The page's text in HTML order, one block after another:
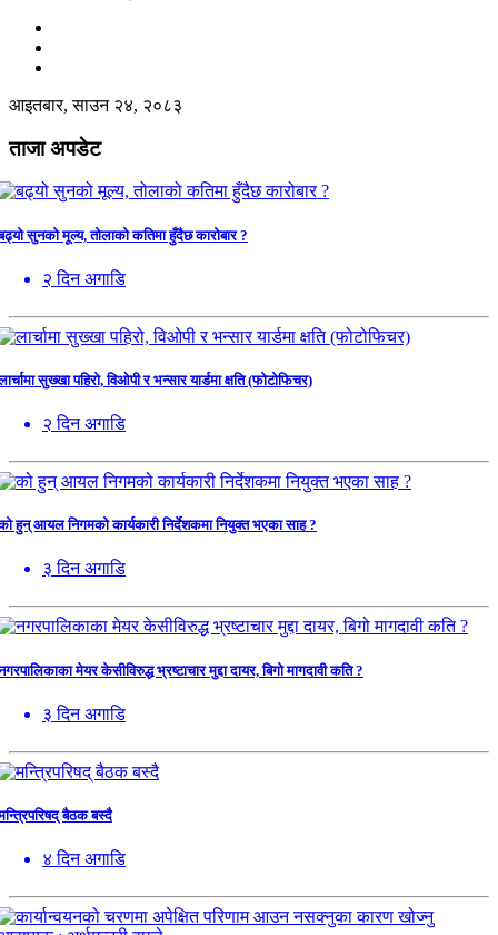
आइतबार, साउन २४, २०८३
ताजा अपडेट
सुनको मूल्य, तोलाको कतिमा हुँदैछ कारोबार ?
२ दिन अगाडि
सुख्खा पहिरो, विओपी र भन्सार यार्डमा क्षति (फोटोफिचर)
२ दिन अगाडि
हुन् आयल निगमको कार्यकारी निर्देशकमा नियुक्त भएका साह ?
३ दिन अगाडि
मेयर केसीविरुद्ध भ्रष्टाचार मुद्दा दायर, बिगो मागदावी कति ?
३ दिन अगाडि
बैठक बस्दै
४ दिन अगाडि